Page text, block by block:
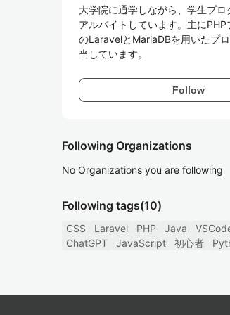
大学院に通学しながら、学生プロ
アルバイトしています。主にPHP
のLaravelとMariaDBを用いたプ
当しています。
Follow
Following Organizations
No Organizations you are following
Following tags(10)
CSS Laravel PHP Java
ChatGPT
JavaScript 初心者